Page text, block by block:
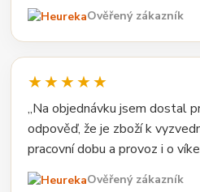
Ověřený zákazník
★★★★★
„Na objednávku jsem dostal
odpověď, že je zboží k
pracovní dobu a provoz i o
Ověřený zákazník